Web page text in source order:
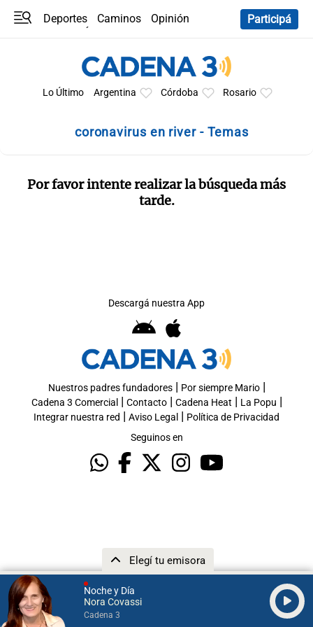
Noche y Día
Nora Covassi
Cadena 3
Elegí tu emisora
Deportes Caminos
Opinión
Participá
Lo Último Argentina Córdoba Rosario
coronavirus en river - Temas
Por favor intente realizar la búsqueda más
tarde.
Descargá nuestra App
Nuestros padres fundadores| Por siempre Mario|
Cadena 3 Comercial | Contacto| Cadena Heat | La Popu |
Integrar nuestra red | Aviso Legal | Política de Privacidad
Seguinos en